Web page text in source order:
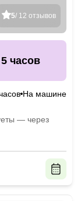
5/ 12 отзывов
часов
На машине
— через